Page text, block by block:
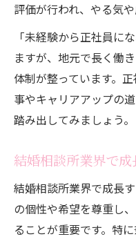
評価が行われ、やる気
「未経験から正社員に
ますが、地元で長く働
体制が整っています。
事やキャリアアップの
踏み出してみましょう。
結婚相談所業界で
結婚相談所業界で成長
の個性や希望を尊重し
ることが重要です。特